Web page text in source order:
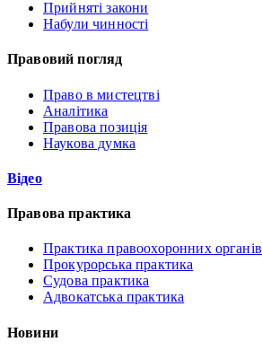
Прийняті закони
Набули чинності
Правовий погляд
Право в мистецтві
Аналітика
Правова позиція
Наукова думка
Відео
Правова практика
Практика правоохоронних органів
Прокурорська практика
Судова практика
Адвокатська практика
Новини